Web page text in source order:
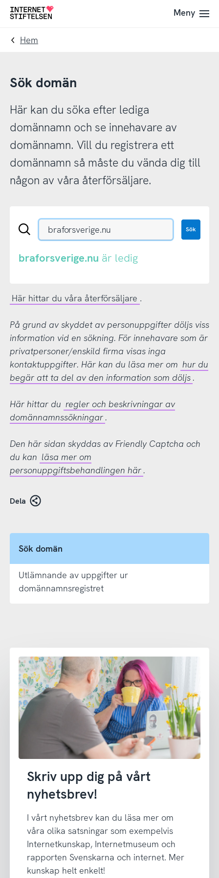
Till
navigering
Till
innehåll
Till
Meny
Hem
Sök domän
Här kan du söka efter lediga
domännamn och se innehavare av
domännamn. Vill du registrera ett
domännamn så måste du vända dig till
någon av våra återförsäljare.
Sök
eller
Sök
braforsverige.nu är ledig
Här hittar du våra återförsäljare .
På grund av skyddet av personuppgifter döljs viss
information vid en sökning. För innehavare som är
privatpersoner/enskild firma visas inga
kontaktuppgifter. Här kan du läsa mer om hur du
begär att ta del av den information som döljs .
Här hittar du regler och beskrivningar av
domännamnssökningar .
Den här sidan skyddas av Friendly Captcha och
du kan läsa mer om
personuppgiftsbehandlingen här .
Dela
Sök domän
Utlämnande av uppgifter ur
domännamnsregistret
Skriv upp dig på vårt
nyhetsbrev!
I vårt nyhetsbrev kan du läsa mer om
våra olika satsningar som exempelvis
Internetkunskap, Internetmuseum och
rapporten Svenskarna och internet. Mer
kunskap helt enkelt!